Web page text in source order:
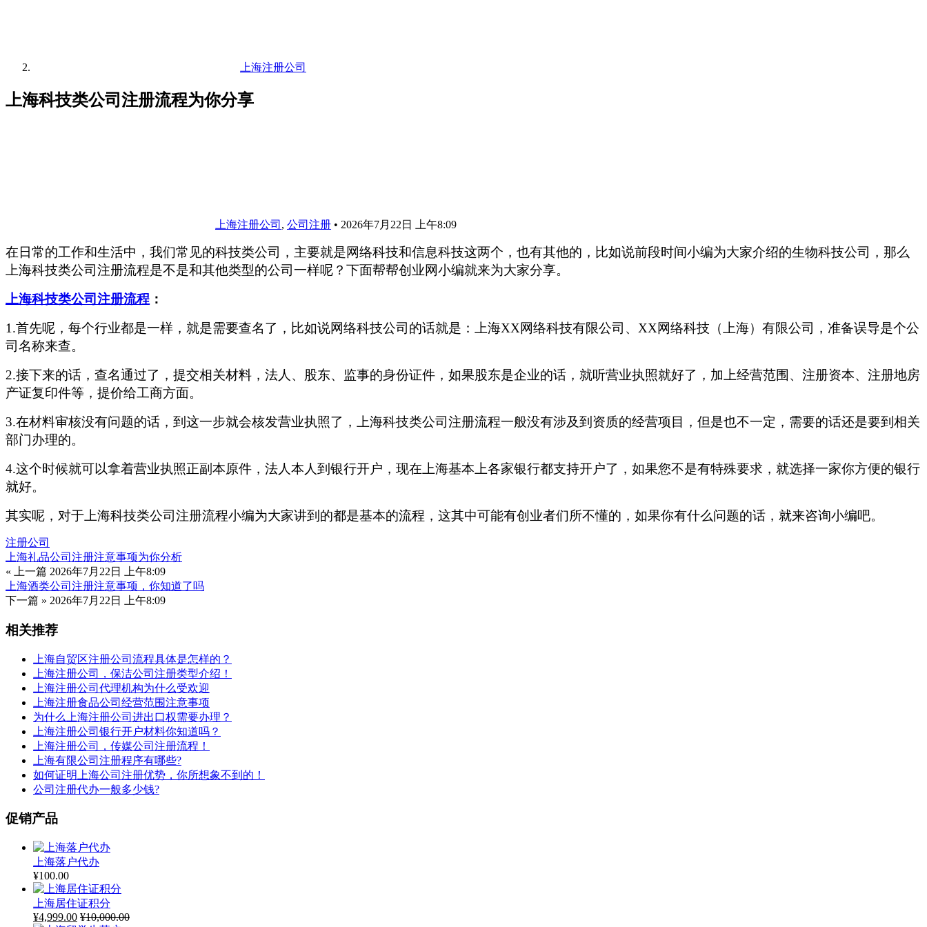
上海注册公司
上海科技类公司注册流程为你分享
上海注册公司 , 公司注册 • 2026年7月22日 上午8:09
在日常的工作和生活中，我们常见的科技类公司，主要就是网络科技和信息科技这两个，也有其他的，比如说前段时间小编为大家介绍的生物科技公司，那么
上海科技类公司注册流程是不是和其他类型的公司一样呢？下面帮帮创业网小编就来为大家分享。
上海科技类公司注册流程 ：
1.首先呢，每个行业都是一样，就是需要查名了，比如说网络科技公司的话就是：上海XX网络科技有限公司、XX网络科技（上海）有限公司，准备误导是个公
司名称来查。
2.接下来的话，查名通过了，提交相关材料，法人、股东、监事的身份证件，如果股东是企业的话，就听营业执照就好了，加上经营范围、注册资本、注册地房
产证复印件等，提价给工商方面。
3.在材料审核没有问题的话，到这一步就会核发营业执照了，上海科技类公司注册流程一般没有涉及到资质的经营项目，但是也不一定，需要的话还是要到相关
部门办理的。
4.这个时候就可以拿着营业执照正副本原件，法人本人到银行开户，现在上海基本上各家银行都支持开户了，如果您不是有特殊要求，就选择一家你方便的银行
就好。
其实呢，对于上海科技类公司注册流程小编为大家讲到的都是基本的流程，这其中可能有创业者们所不懂的，如果你有什么问题的话，就来咨询小编吧。
注册公司
上海礼品公司注册注意事项为你分析
« 上一篇 2026年7月22日 上午8:09
上海酒类公司注册注意事项，你知道了吗
下一篇 » 2026年7月22日 上午8:09
相关推荐
上海自贸区注册公司流程具体是怎样的？
上海注册公司，保洁公司注册类型介绍！
上海注册公司代理机构为什么受欢迎
上海注册食品公司经营范围注意事项
为什么上海注册公司进出口权需要办理？
上海注册公司银行开户材料你知道吗？
上海注册公司，传媒公司注册流程！
上海有限公司注册程序有哪些?
如何证明上海公司注册优势，你所想象不到的！
公司注册代办一般多少钱?
促销产品
上海落户代办
¥100.00
上海居住证积分
¥4,999.00 ¥10,000.00